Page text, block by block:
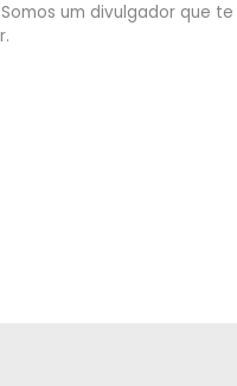
Somos um divulgador